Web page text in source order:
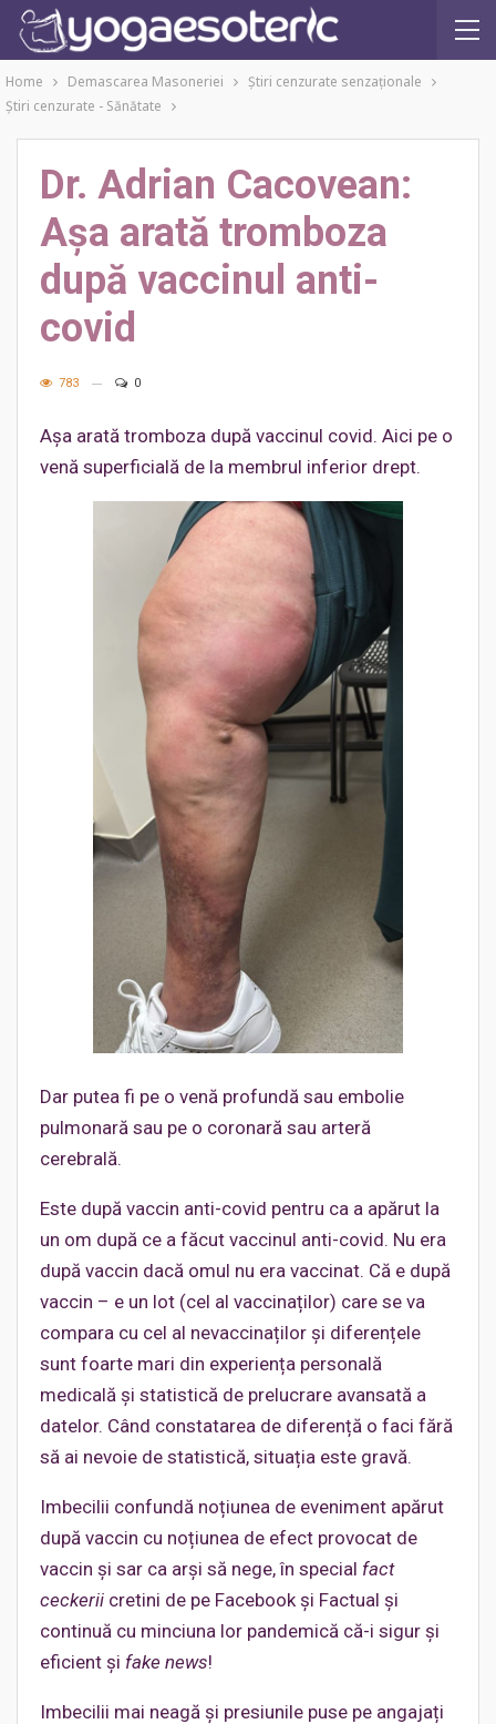
Home Demascarea Masoneriei
Ştiri cenzurate senzaţionale
Ştiri cenzurate - Sănătate
Dr. Adrian Cacovean:
Așa arată tromboza
după vaccinul anti-
covid
783 0
Așa arată tromboza după vaccinul covid. Aici pe o
venă superficială de la membrul inferior drept.
Dar putea fi pe o venă profundă sau embolie
pulmonară sau pe o coronară sau arteră
cerebrală.
Este după vaccin anti-covid pentru ca a apărut la
un om după ce a făcut vaccinul anti-covid. Nu era
după vaccin dacă omul nu era vaccinat. Că e după
vaccin – e un lot (cel al vaccinaților) care se va
compara cu cel al nevaccinaților și diferențele
sunt foarte mari din experiența personală
medicală și statistică de prelucrare avansată a
datelor. Când constatarea de diferență o faci fără
să ai nevoie de statistică, situația este gravă.
Imbecilii confundă noțiunea de eveniment apărut
după vaccin cu noțiunea de efect provocat de
vaccin și sar ca arși să nege, în special fact
ceckerii cretini de pe Facebook și Factual și
continuă cu minciuna lor pandemică că-i sigur și
eficient și fake news!
Imbecilii mai neagă și presiunile puse pe angajați